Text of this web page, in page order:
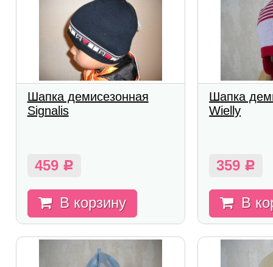
Шапка демисезонная
Signalis
459 Р
В корзину
Шапка
Wielly
359 Р
В